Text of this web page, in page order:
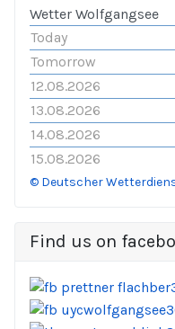
Wetter Wolfgangsee
Today
Tomorrow
12.08.2026
13.08.2026
14.08.2026
15.08.2026
© Deutscher
Find us on